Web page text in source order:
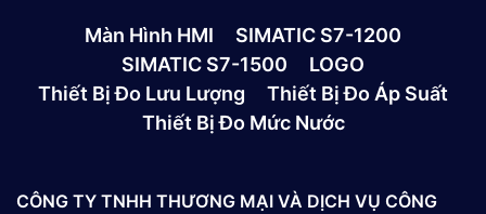
Màn Hình HMI
SIMATIC S7-1200
SIMATIC S7-1500
LOGO
Thiết Bị Đo Lưu Lượng
Thiết Bị Đo Áp Suất
Thiết Bị Đo Mức Nước
CÔNG TY TNHH THƯƠNG MẠI VÀ DỊCH VỤ CÔNG